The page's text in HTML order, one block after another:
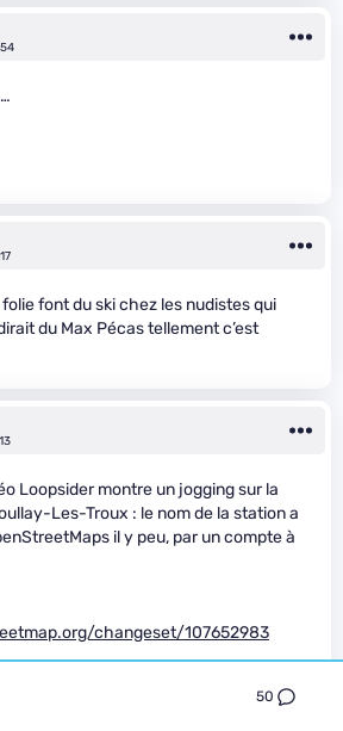
50
font du ski chez les nudistes qui
du Max Pécas tellement c’est
Loopsider montre un jogging sur la
Les-Troux : le nom de la station a
il y peu, par un compte à
changeset/107652983
une paire d’années (8 ans), le site était